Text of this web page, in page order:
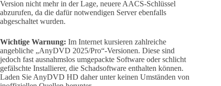
Version nicht mehr in der Lage, neuere AACS-Schlüssel
abzurufen, da die dafür notwendigen Server ebenfalls
abgeschaltet wurden.
Wichtige Warnung: Im Internet kursieren zahlreiche
angebliche „AnyDVD 2025/Pro“-Versionen. Diese sind
jedoch fast ausnahmslos umgepackte Software oder schlicht
gefälschte Installierer, die Schadsoftware enthalten können.
Laden Sie AnyDVD HD daher unter keinen Umständen von